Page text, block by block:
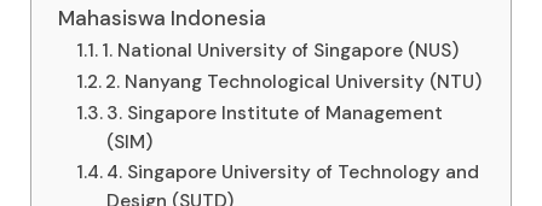
Mahasiswa Indonesia
1. National University of Singapore (NUS)
2. Nanyang Technological University (NTU)
3. Singapore Institute of Management
(SIM)
4. Singapore University of Technology and
Design (SUTD)